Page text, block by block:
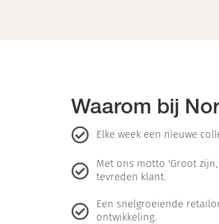
Waarom bij
Elke week een nieuwe
Met ons motto 'Groot
tevreden klant.
Een snelgroeiende
ontwikkeling.